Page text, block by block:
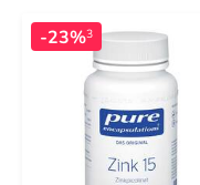
-23%3